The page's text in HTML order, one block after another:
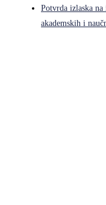
Potvrda izlaska
akademskih i